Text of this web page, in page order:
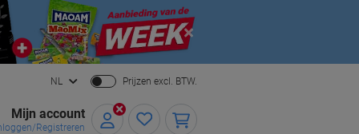
Close
NL Prijzen excl. BTW.
Mijn account
Registreren